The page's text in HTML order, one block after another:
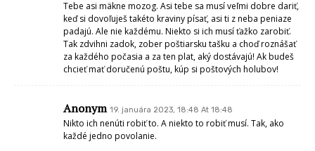
Tebe asi mäkne mozog. Asi tebe sa musí veľmi dobre dariť,
keď si dovoľuješ takéto kraviny písať, asi ti z neba peniaze
padajú. Ale nie každému. Niekto si ich musí ťažko zarobiť.
Tak zdvihni zadok, zober poštiarsku tašku a choď roznášať
za každého počasia a za ten plat, aký dostávajú! Ak budeš
chcieť mať doručenú poštu, kúp si poštových holubov!
Anonym 19. januára 2023, 18:48 At 18:48
Nikto ich nenúti robiť to. A niekto to robiť musí. Tak, ako
každé jedno povolanie.